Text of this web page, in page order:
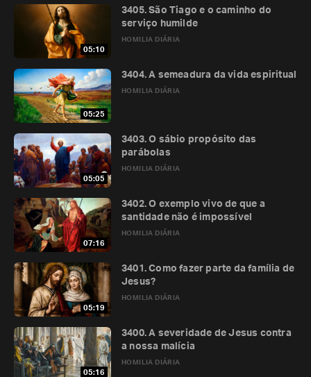
05:10
HOMILIA DIÁRIA
3405. São Tiago e o caminho do
serviço humilde
05:25
HOMILIA DIÁRIA
3404. A semeadura da vida espiritual
05:05
HOMILIA DIÁRIA
3403. O sábio propósito das
parábolas
07:16
HOMILIA DIÁRIA
3402. O exemplo vivo de que a
santidade não é impossível
05:19
HOMILIA DIÁRIA
3401. Como fazer parte da família de
Jesus?
05:16
HOMILIA DIÁRIA
3400. A severidade de Jesus contra
a nossa malícia